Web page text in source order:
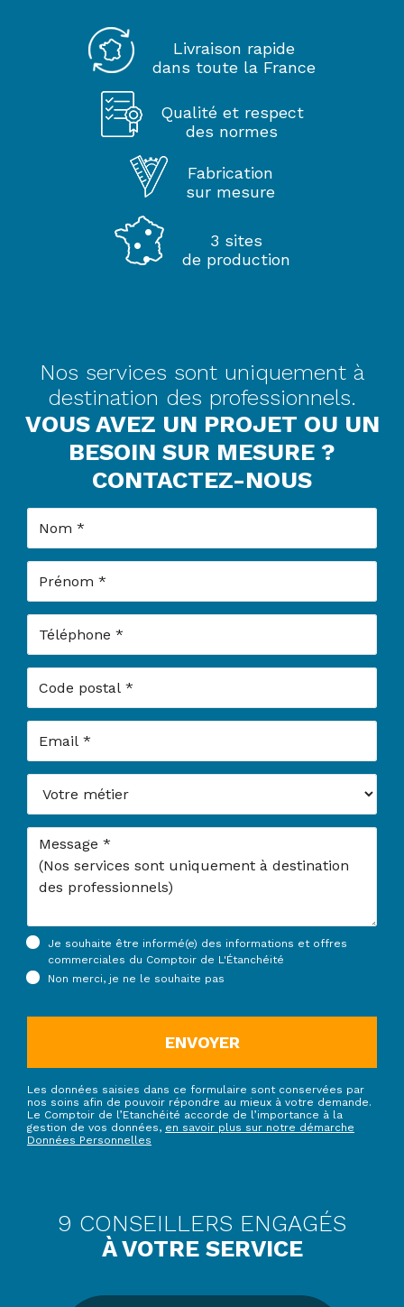
Livraison rapide
dans toute la France
Qualité et respect
des normes
Fabrication
sur mesure
3 sites
de production
Nos services sont uniquement à
destination des professionnels.
VOUS AVEZ UN PROJET OU UN
BESOIN SUR MESURE ?
CONTACTEZ-NOUS
Message
Je souhaite être informé(e) des informations et offres
commerciales du Comptoir de L'Étanchéité
Non merci, je ne le souhaite pas
ENVOYER
Les données saisies dans ce formulaire sont conservées par
nos soins afin de pouvoir répondre au mieux à votre demande.
Le Comptoir de l’Etanchéité accorde de l’importance à la
gestion de vos données, en savoir plus sur notre démarche
Données Personnelles
9 CONSEILLERS ENGAGÉS
À VOTRE SERVICE